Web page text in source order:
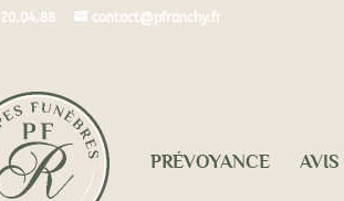
contact@pfranchy.fr
PRÉVOYANCE AVIS